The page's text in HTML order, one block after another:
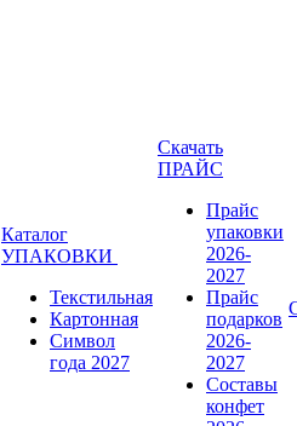
Каталог
УПАКОВКИ
Текстильная
Картонная
Символ
года 2027
Скачать
ПРАЙС
Прайс
упаковки
2026-
2027
Прайс
подарков
2026-
2027
Составы
конфет